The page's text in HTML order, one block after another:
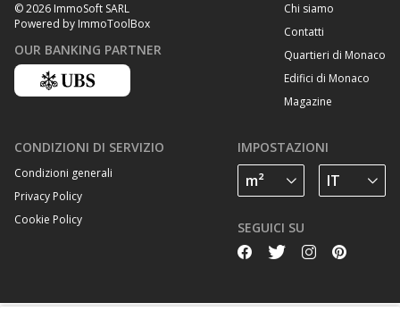
© 2026 ImmoSoft SARL
Powered by ImmoToolBox
OUR BANKING PARTNER
Chi siamo
Contatti
Quartieri di Monaco
Edifici di Monaco
Magazine
CONDIZIONI DI SERVIZIO
Condizioni generali
Privacy Policy
Cookie Policy
IMPOSTAZIONI
SEGUICI SU